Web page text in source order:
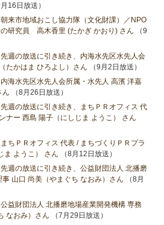
月16日放送）
来市地域おこし協力隊（文化財課）／NPO
研究員 高木香里 (たかぎ かおり) さん （9
週の放送に引き続き、内海水先区水先人会
たかはま ひろよし）さん （9月2日放送）
海水先区水先人会所属・水先人 高濱 洋嘉
ん （8月26日放送）
週の放送に引き続き、まちＰＲオフィス 代
ナー 西島 陽子（にしじま ようこ） さん
ちＰＲオフィス 代表 / まちづくりＰＲプラ
ま ようこ） さん （8月12日放送）
週の放送に引き続き、公益財団法人 北播磨
山口 尚美（やまぐち なおみ）さん （8月
益財団法人 北播磨地場産業開発機構 専務
なおみ）さん （7月29日放送）